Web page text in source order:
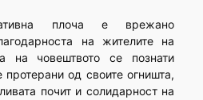
плоча е врежано
на жителите на
на човештвото се познати
протерани од своите огништа,
почит и солидарност на